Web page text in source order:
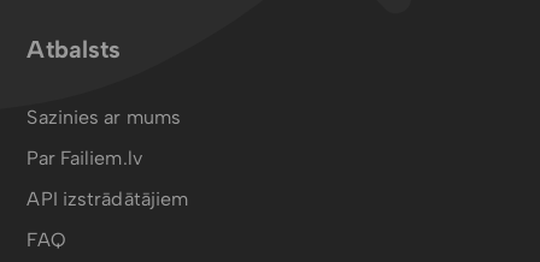
Atbalsts
Sazinies ar mums
Par Failiem.lv
API izstrādātājiem
FAQ